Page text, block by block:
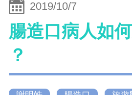
2019/10/7
腸造口病人如
？